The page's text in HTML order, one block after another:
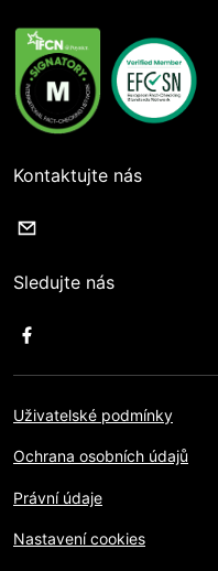
Kontaktujte nás
Sledujte nás
Uživatelské podmínky
Ochrana osobních údajů
Právní údaje
Nastavení cookies